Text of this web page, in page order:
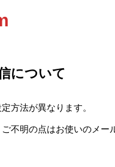
について
方法が異なります。
不明の点はお使いのメー